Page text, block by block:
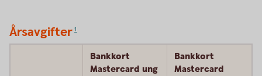
Årsavgifter 1
Bankkort
Mastercard ung
Bankkort
Mastercard